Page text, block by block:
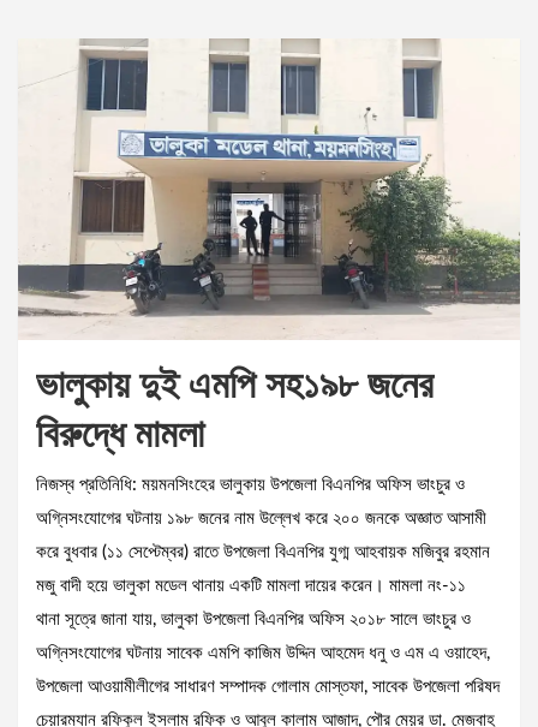
ভালুকায় দুই এমপি সহ১৯৮ জনের
বিরুদ্ধে মামলা
নিজস্ব প্রতিনিধি: ময়মনসিংহের ভালুকায় উপজেলা বিএনপির অফিস ভাংচুর ও
অগ্নিসংযোগের ঘটনায় ১৯৮ জনের নাম উল্লেখ করে ২০০ জনকে অজ্ঞাত আসামী
করে বুধবার (১১ সেপ্টেম্বর) রাতে উপজেলা বিএনপির যুগ্ম আহবায়ক মজিবুর রহমান
মজু বাদী হয়ে ভালুকা মডেল থানায় একটি মামলা দায়ের করেন। মামলা নং-১১
থানা সূত্রে জানা যায়, ভালুকা উপজেলা বিএনপির অফিস ২০১৮ সালে ভাংচুর ও
অগ্নিসংযোগের ঘটনায় সাবেক এমপি কাজিম উদ্দিন আহমেদ ধনু ও এম এ ওয়াহেদ,
উপজেলা আওয়ামীলীগের সাধারণ সম্পাদক গোলাম মোস্তফা, সাবেক উপজেলা পরিষদ
চেয়ারম্যান রফিকুল ইসলাম রফিক ও আবুল কালাম আজাদ, পৌর মেয়র ডা. মেজবাহ